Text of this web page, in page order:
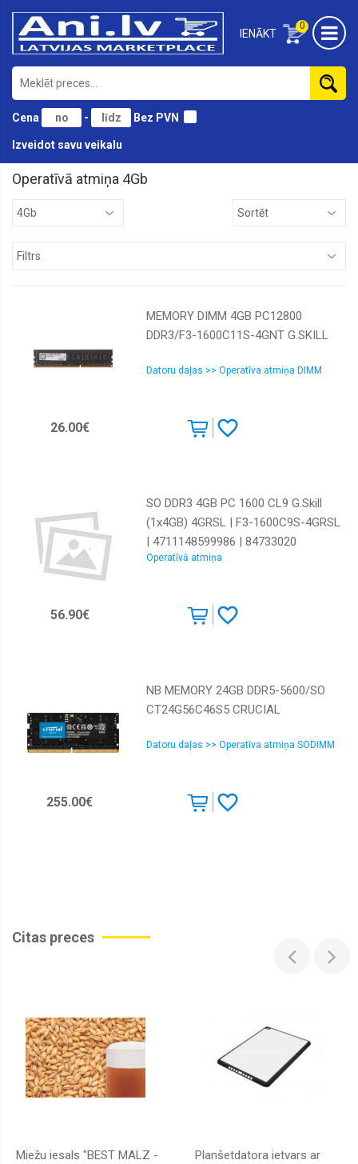
0
IENĀKT
Cena - Bez PVN
Izveidot savu veikalu
4Gb
Operatīvā atmiņa 4Gb
MEMORY DIMM 4GB PC12800
DDR3/F3-1600C11S-4GNT G.SKILL
Datoru daļas >> Operatīva atmiņa DIMM
26.00€
SO DDR3 4GB PC 1600 CL9 G.Skill
(1x4GB) 4GRSL | F3-1600C9S-4GRSL
| 4711148599986 | 84733020
Operatīvā atmiņa
56.90€
NB MEMORY 24GB DDR5-5600/SO
CT24G56C46S5 CRUCIAL
Datoru daļas >> Operatīva atmiņa SODIMM
255.00€
Citas preces
Miežu iesals "BEST MALZ -
Planšetdatora ietvars ar